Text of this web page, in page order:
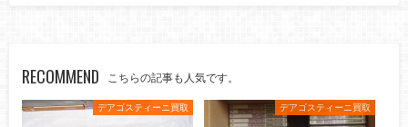
RECOMMEND こちらの記事も人気です。
デアゴスティーニ買取 デアゴスティーニ買取